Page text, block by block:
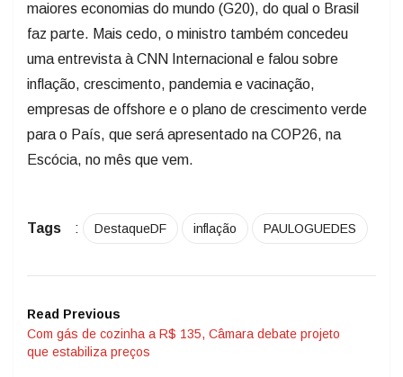
maiores economias do mundo (G20), do qual o Brasil
faz parte. Mais cedo, o ministro também concedeu
uma entrevista à CNN Internacional e falou sobre
inflação, crescimento, pandemia e vacinação,
empresas de offshore e o plano de crescimento verde
para o País, que será apresentado na COP26, na
Escócia, no mês que vem.
Tags : DestaqueDF inflação PAULOGUEDES
Read Previous
Com gás de cozinha a R$ 135, Câmara debate projeto
que estabiliza preços